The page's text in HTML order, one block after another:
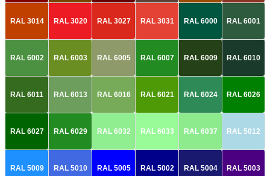
RAL 3014 RAL 3020 RAL 3027 RAL 3031 RAL 6000 RAL 6001
RAL 6002 RAL 6003 RAL 6005 RAL 6007 RAL 6009 RAL 6010
RAL 6011 RAL 6013 RAL 6016 RAL 6021 RAL 6024 RAL 6026
RAL 6027 RAL 6029 RAL 6032 RAL 6033 RAL 6037 RAL 5012
RAL 5009 RAL 5010 RAL 5005 RAL 5002 RAL 5004 RAL 5003